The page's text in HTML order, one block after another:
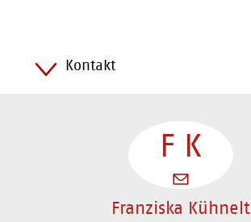
Kontakt
F K
Franziska Kühnelt